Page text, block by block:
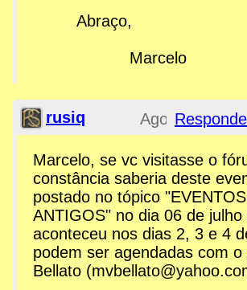
Abraço,
Marcelo
rusiq Ago 31,
2013;
12:06am
Re: MPAM
Marcelo, se vc visitasse o
constância saberia deste
postado no tópico
ANTIGOS" no dia 06 de
aconteceu nos dias 2, 3 e 4
podem ser agendadas com
Bellato